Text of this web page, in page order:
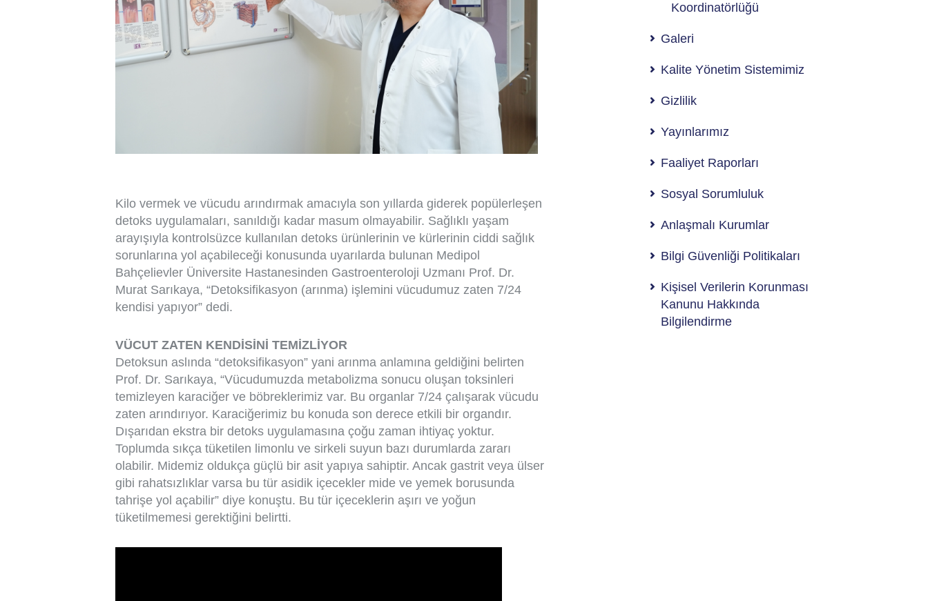
Kilo vermek ve vücudu arındırmak amacıyla son yıllarda giderek popülerleşen
detoks uygulamaları, sanıldığı kadar masum olmayabilir. Sağlıklı yaşam
arayışıyla kontrolsüzce kullanılan detoks ürünlerinin ve kürlerinin ciddi sağlık
sorunlarına yol açabileceği konusunda uyarılarda bulunan Medipol
Bahçelievler Üniversite Hastanesinden Gastroenteroloji Uzmanı Prof. Dr.
Murat Sarıkaya, “Detoksifikasyon (arınma) işlemini vücudumuz zaten 7/24
kendisi yapıyor” dedi.
VÜCUT ZATEN KENDİSİNİ TEMİZLİYOR
Detoksun aslında “detoksifikasyon” yani arınma anlamına geldiğini belirten
Prof. Dr. Sarıkaya, “Vücudumuzda metabolizma sonucu oluşan toksinleri
temizleyen karaciğer ve böbreklerimiz var. Bu organlar 7/24 çalışarak vücudu
zaten arındırıyor. Karaciğerimiz bu konuda son derece etkili bir organdır.
Dışarıdan ekstra bir detoks uygulamasına çoğu zaman ihtiyaç yoktur.
Toplumda sıkça tüketilen limonlu ve sirkeli suyun bazı durumlarda zararı
olabilir. Midemiz oldukça güçlü bir asit yapıya sahiptir. Ancak gastrit veya ülser
gibi rahatsızlıklar varsa bu tür asidik içecekler mide ve yemek borusunda
tahrişe yol açabilir” diye konuştu. Bu tür içeceklerin aşırı ve yoğun
tüketilmemesi gerektiğini belirtti.
Koordinatörlüğü
Galeri
Kalite Yönetim Sistemimiz
Gizlilik
Yayınlarımız
Faaliyet Raporları
Sosyal Sorumluluk
Anlaşmalı Kurumlar
Bilgi Güvenliği Politikaları
Kişisel Verilerin Korunması
Kanunu Hakkında
Bilgilendirme